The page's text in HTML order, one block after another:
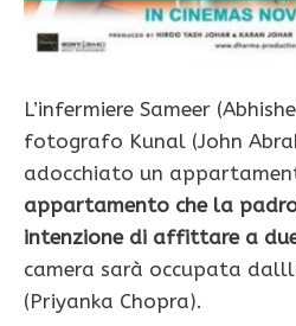
L’infermiere Sameer
fotografo Kunal (John
adocchiato un
appartamento che la
intenzione di affittare a
camera sarà occupata
(Priyanka Chopra).